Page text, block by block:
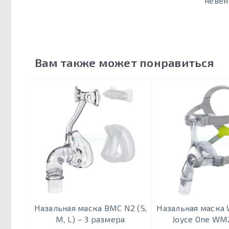
Вам также может понравиться
Назальная маска BMC N2 (S,
M, L) – 3 размера
Назальная маска
Joyce One